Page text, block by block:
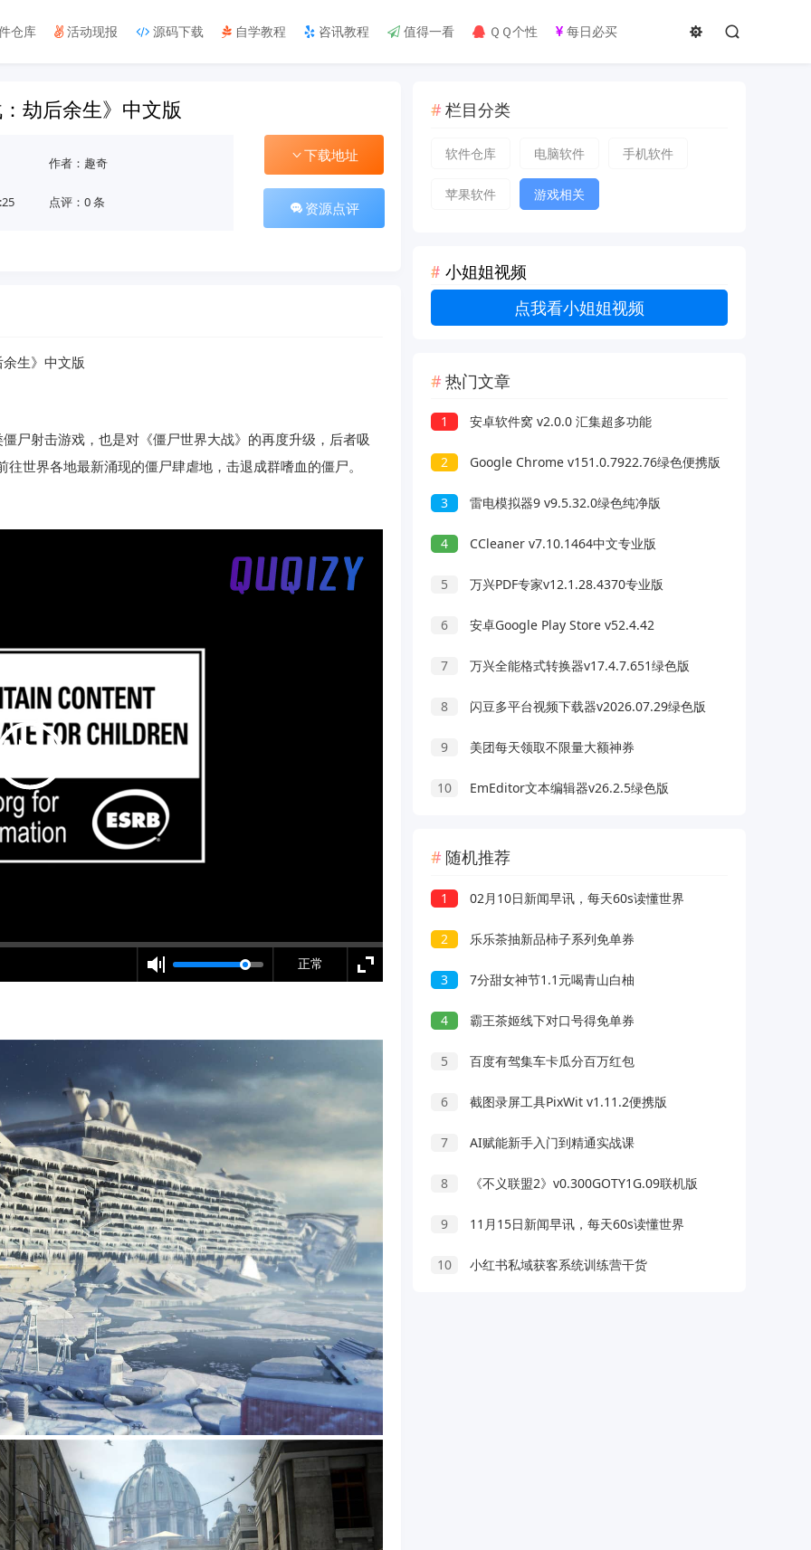
仓库 活动现报 源码下载 自学教程 咨讯教程 值得一看 ＱＱ个性 每日必买
劫后余生》中文版
作者：趣奇
点评：0 条
下载地址
资源点评
生》中文版
尸射击游戏，也是对《僵尸世界大战》的再度升级，后者吸
世界各地最新涌现的僵尸肆虐地，击退成群嗜血的僵尸。
栏目分类
软件仓库 电脑软件 手机软件
苹果软件 游戏相关
小姐姐视频
点我看小姐姐视频
热门文章
1 安卓软件窝 v2.0.0 汇集超多功能
2 Google Chrome v151.0.7922.76绿色便携版
3 雷电模拟器9 v9.5.32.0绿色纯净版
4 CCleaner v7.10.1464中文专业版
5 万兴PDF专家v12.1.28.4370专业版
6 安卓Google Play Store v52.4.42
7 万兴全能格式转换器v17.4.7.651绿色版
8 闪豆多平台视频下载器v2026.07.29绿色版
9 美团每天领取不限量大额神券
10 EmEditor文本编辑器v26.2.5绿色版
随机推荐
1 02月10日新闻早讯，每天60s读懂世界
2 乐乐茶抽新品柿子系列免单券
3 7分甜女神节1.1元喝青山白柚
4 霸王茶姬线下对口号得免单券
5 百度有驾集车卡瓜分百万红包
6 截图录屏工具PixWit v1.11.2便携版
7 AI赋能新手入门到精通实战课
8 《不义联盟2》v0.300GOTY1G.09联机版
9 11月15日新闻早讯，每天60s读懂世界
10 小红书私域获客系统训练营干货